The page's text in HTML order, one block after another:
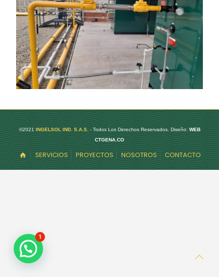
©2021 INGELSOL IND. S.A.S. - Todos Los Derechos Reservados. Diseño: WEB
CTGENA.CO
SERVICIOS PROYECTOS NOSOTROS CONTACTO
1